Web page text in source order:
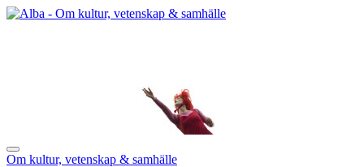
Om kultur, vetenskap & samhälle